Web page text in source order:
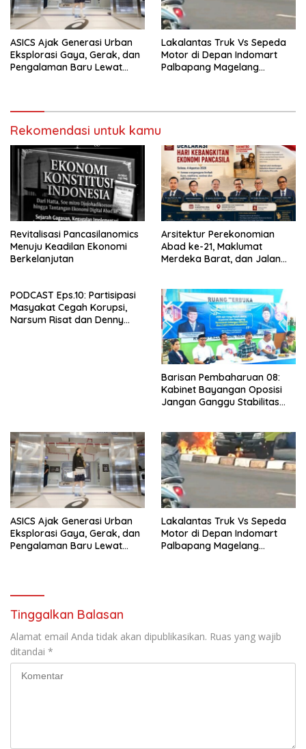
ASICS Ajak Generasi Urban
Eksplorasi Gaya, Gerak, dan
Pengalaman Baru Lewat
Lakalantas Truk Vs Sepeda
Motor di Depan Indomart
Palbapang Magelang
Rekomendasi untuk kamu
Revitalisasi Pancasilanomics
Menuju Keadilan Ekonomi
Berkelanjutan
Arsitektur Perekonomian
Abad ke-21, Maklumat
Merdeka Barat, dan Jalan
PODCAST Eps.10: Partisipasi
Masyakat Cegah Korupsi,
Narsum Risat dan Denny
Barisan Pembaharuan 08:
Kabinet Bayangan Oposisi
Jangan Ganggu Stabilitas
ASICS Ajak Generasi Urban
Eksplorasi Gaya, Gerak, dan
Pengalaman Baru Lewat
Lakalantas Truk Vs Sepeda
Motor di Depan Indomart
Palbapang Magelang
Tinggalkan Balasan
Alamat email Anda tidak akan dipublikasikan. Ruas yang wajib
ditandai *